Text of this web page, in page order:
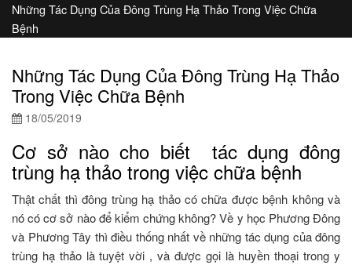
Những Tác Dụng Của Đông Trùng Hạ Thảo Trong Việc Chữa
Bệnh
Những Tác Dụng Của Đông Trùng Hạ Thảo
Trong Việc Chữa Bệnh
18/05/2019
Cơ sở nào cho biết tác dụng đông
trùng hạ thảo trong việc chữa bệnh
Thật chất thì đông trùng hạ thảo có chữa được bệnh không và
nó có cơ sở nào để kiểm chứng không? Về y học Phương Đông
và Phương Tây thì điều thống nhất về những tác dụng của đông
trùng hạ thảo là tuyệt vời , và được gọi là huyền thoại trong y